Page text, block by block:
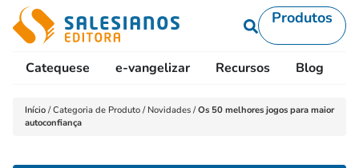
Produtos
Catequese e-vangelizar Recursos Blog
Início /Categoria de Produto / Novidades /Os 50 melhores jogos para maior
autoconfiança